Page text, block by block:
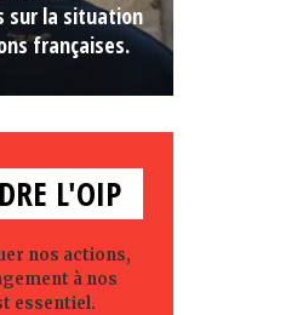
sur la situation
françaises.
L'OIP
nos actions,
à nos
essentiel.